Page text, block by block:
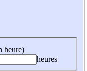
heure)
heures